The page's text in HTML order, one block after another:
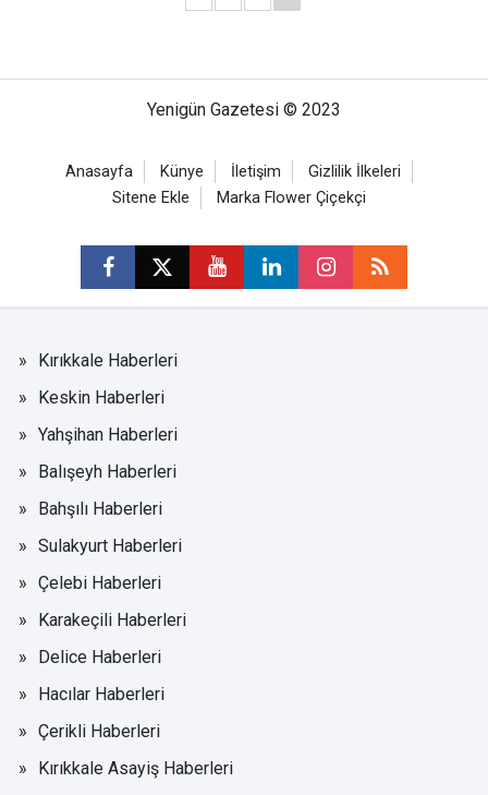
Yenigün Gazetesi © 2023
Anasayfa Künye İletişim
Gizlilik İlkeleri
Sitene Ekle
Marka Flower Çiçekçi
Kırıkkale Haberleri
Keskin Haberleri
Yahşihan Haberleri
Balışeyh Haberleri
Bahşılı Haberleri
Sulakyurt Haberleri
Çelebi Haberleri
Karakeçili Haberleri
Delice Haberleri
Hacılar Haberleri
Çerikli Haberleri
Kırıkkale Asayiş Haberleri